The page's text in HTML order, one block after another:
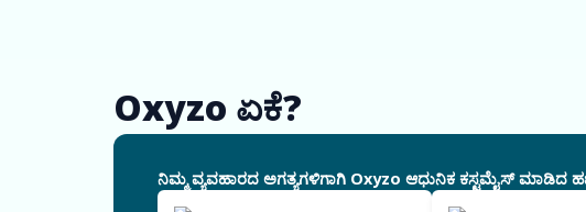
Oxyzo ಏಕೆ?
ನಿಮ್ಮ ವ್ಯವಹಾರದ ಅಗತ್ಯಗಳಿಗಾಗಿ Oxyzo ಆಧುನಿಕ ಕಸ್ಟಮೈಸ್ ಮಾಡಿದ